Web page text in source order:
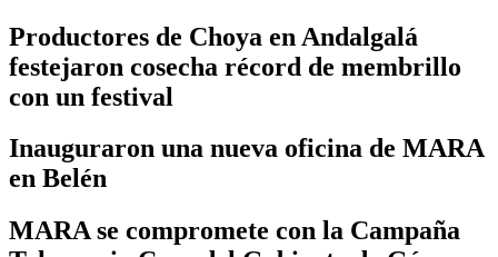
Productores de Choya en Andalgalá
festejaron cosecha récord de membrillo
con un festival
Inauguraron una nueva oficina de MARA
en Belén
MARA se compromete con la Campaña